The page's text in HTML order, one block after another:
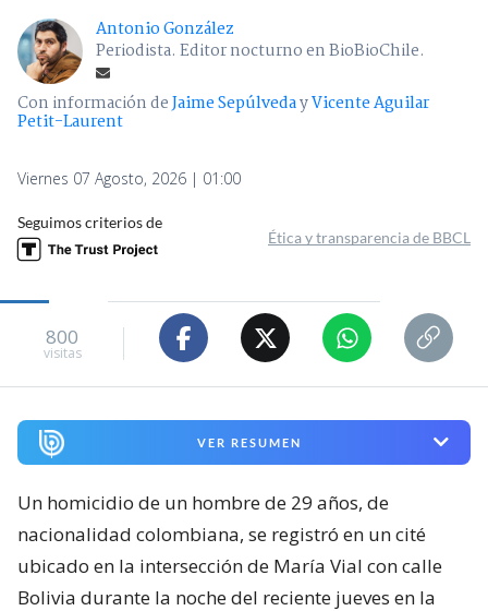
Antonio González
Periodista. Editor nocturno en BioBioChile.
Con información deJaime SepúlvedayVicente Aguilar
Petit-Laurent
Viernes 07 Agosto, 2026 | 01:00
Seguimos criterios de
Ética y transparencia de BBCL
800
visitas
VER RESUMEN
Un homicidio de un hombre de 29 años, de
nacionalidad colombiana, se registró en un cité
ubicado en la intersección de María Vial con calle
Bolivia durante la noche del reciente jueves en la